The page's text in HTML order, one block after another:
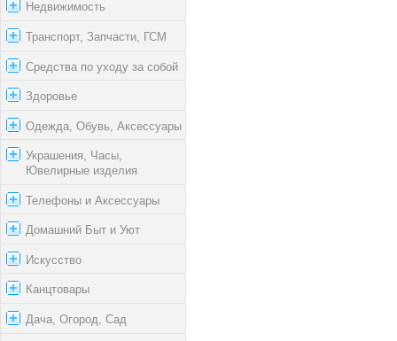
Недвижимость
Транспорт, Запчасти, ГСМ
Средства по уходу за собой
Здоровье
Одежда, Обувь, Аксессуары
Украшения, Часы,
Ювелирные изделия
Телефоны и Аксессуары
Домашний Быт и Уют
Искусство
Канцтовары
Дача, Огород, Сад